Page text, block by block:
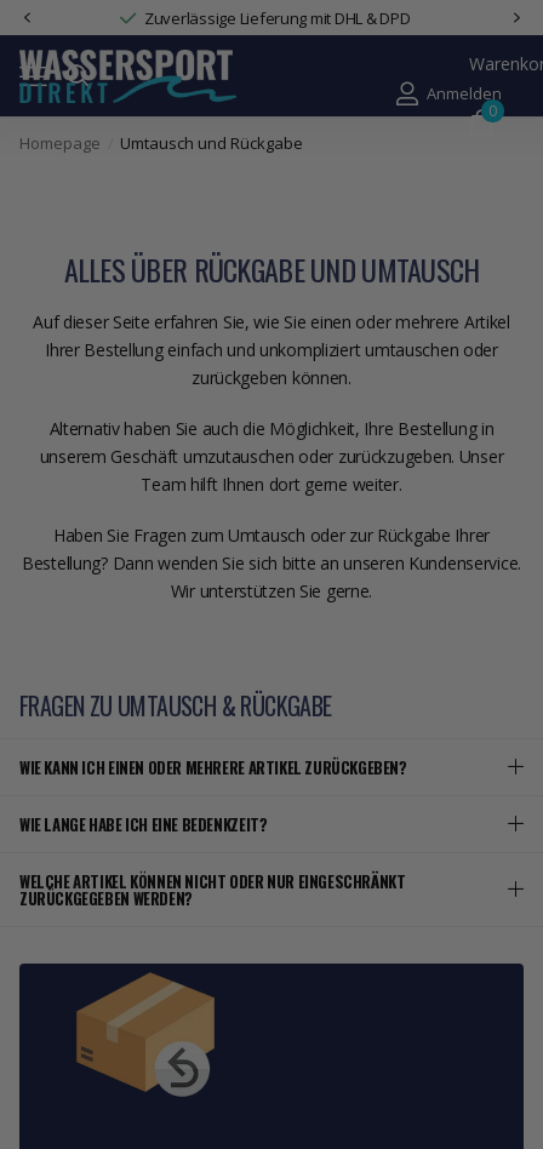
Zuverlässige Lieferung mit DHL & DPD
Anmelden
0
Homepage Umtausch und Rückgabe
ALLES ÜBER RÜCKGABE UND UMTAUSCH
Auf dieser Seite erfahren Sie, wie Sie einen oder mehrere Artikel
Ihrer Bestellung einfach und unkompliziert umtauschen oder
zurückgeben können.
Alternativ haben Sie auch die Möglichkeit, Ihre Bestellung in
unserem Geschäft umzutauschen oder zurückzugeben. Unser
Team hilft Ihnen dort gerne weiter.
Haben Sie Fragen zum Umtausch oder zur Rückgabe Ihrer
Bestellung? Dann wenden Sie sich bitte an unseren Kundenservice.
Wir unterstützen Sie gerne.
FRAGEN ZU UMTAUSCH & RÜCKGABE
WIE KANN ICH EINEN ODER MEHRERE ARTIKEL ZURÜCKGEBEN?
WIE LANGE HABE ICH EINE BEDENKZEIT?
WELCHE ARTIKEL KÖNNEN NICHT ODER NUR EINGESCHRÄNKT
ZURÜCKGEGEBEN WERDEN?